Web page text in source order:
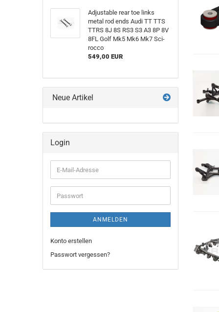
Ad­justa­ble rear toe links
metal rod ends Audi TT TTS
TTRS 8J 8S RS3 S3 A3 8P 8V
8FL Golf Mk5 Mk6 Mk7 Sci­
roc­co
549,00 EUR
Neue Artikel
Login
E-
Mail-
Adresse
Passwort
ANMELDEN
Konto erstellen
Passwort vergessen?